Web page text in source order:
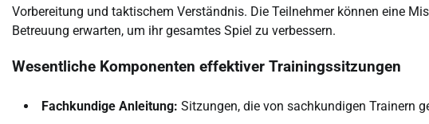
Vorbereitung und taktischem Verständnis. Die Teilnehmer können eine
Betreuung erwarten, um ihr gesamtes Spiel zu verbessern.
Wesentliche Komponenten effektiver Trainingssitzungen
Fachkundige Anleitung: Sitzungen, die von sachkundigen Trainern